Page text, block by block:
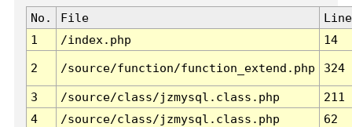
No. File
Line
1
/index.php 14
2 /source/function/function_extend.php 324
3 /source/class/jzmysql.class.php
211
4
/source/class/jzmysql.class.php
62